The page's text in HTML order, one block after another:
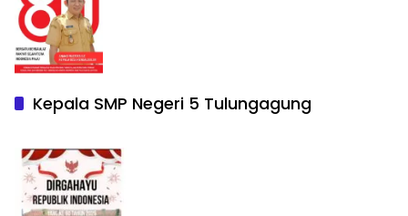
Kepala SMP Negeri 5 Tulungagung